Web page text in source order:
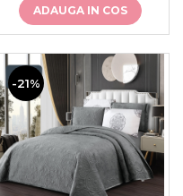
ADAUGA IN COS
-21%